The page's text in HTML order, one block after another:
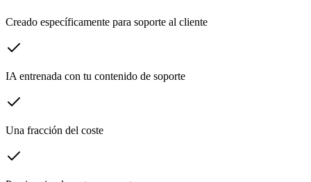
Creado específicamente para soporte al cliente
IA entrenada con tu contenido de soporte
Una fracción del coste